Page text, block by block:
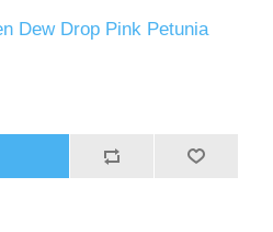
Dew Drop Pink Petunia